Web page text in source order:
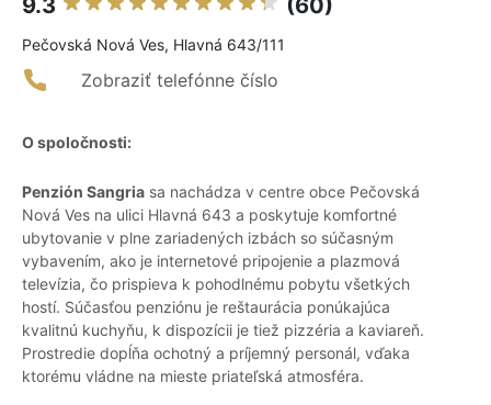
9.3 (60)
Pečovská Nová Ves, Hlavná 643/111
Zobraziť telefónne číslo
O spoločnosti:
Penzión Sangria sa nachádza v centre obce Pečovská
Nová Ves na ulici Hlavná 643 a poskytuje komfortné
ubytovanie v plne zariadených izbách so súčasným
vybavením, ako je internetové pripojenie a plazmová
televízia, čo prispieva k pohodlnému pobytu všetkých
hostí. Súčasťou penziónu je reštaurácia ponúkajúca
kvalitnú kuchyňu, k dispozícii je tiež pizzéria a kaviareň.
Prostredie dopĺňa ochotný a príjemný personál, vďaka
ktorému vládne na mieste priateľská atmosféra.